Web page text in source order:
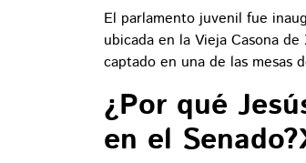
El parlamento juvenil fue
ubicada en la Vieja Casona
captado en una de las mesas
¿Por qué
en el